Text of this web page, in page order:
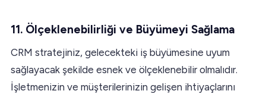
11. Ölçeklenebilirliği ve Büyümeyi Sağlama
CRM stratejiniz, gelecekteki iş büyümesine uyum
sağlayacak şekilde esnek ve ölçeklenebilir olmalıdır.
İşletmenizin ve müşterilerinizin gelişen ihtiyaçlarını